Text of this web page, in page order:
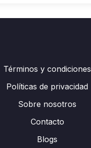
Términos y condiciones
Políticas de privacidad
Sobre nosotros
Contacto
Blogs